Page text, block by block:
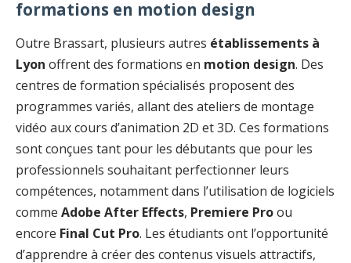
formations en motion design
Outre Brassart, plusieurs autres établissements à
Lyon offrent des formations en motion design. Des
centres de formation spécialisés proposent des
programmes variés, allant des ateliers de montage
vidéo aux cours d’animation 2D et 3D. Ces formations
sont conçues tant pour les débutants que pour les
professionnels souhaitant perfectionner leurs
compétences, notamment dans l’utilisation de logiciels
comme Adobe After Effects, Premiere Proou
encore Final Cut Pro. Les étudiants ont l’opportunité
d’apprendre à créer des contenus visuels attractifs,